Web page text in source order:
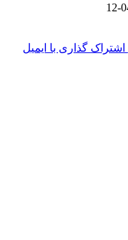
اشتراک گذاری با ایمیل